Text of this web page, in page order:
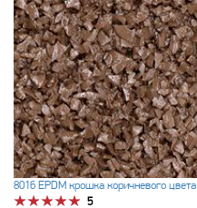
8016 EPDM крошка коричневого цвета
5